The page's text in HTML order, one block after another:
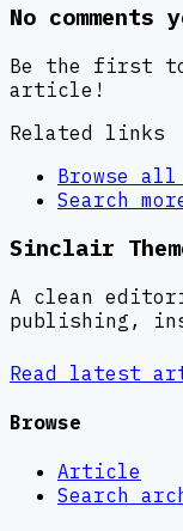
No comments
Be the first
article!
Related links
Browse all
Search
Sinclair
A clean
publishing,
Read latest
Browse
Article
Search